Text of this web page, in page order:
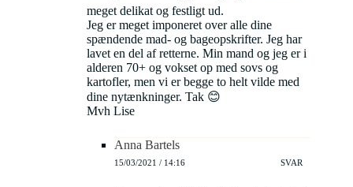
meget delikat og festligt ud.
Jeg er meget imponeret over alle dine
spændende mad- og bageopskrifter. Jeg har
lavet en del af retterne. Min mand og jeg er i
alderen 70+ og vokset op med sovs og
kartofler, men vi er begge to helt vilde med
dine nytænkninger. Tak 😊
Mvh Lise
Anna Bartels
15/03/2021 / 14:16 SVAR